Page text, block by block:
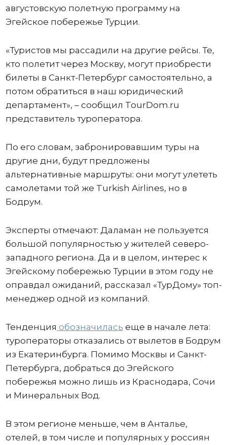
августовскую полетную программу на
Эгейское побережье Турции.
«Туристов мы рассадили на другие рейсы. Те,
кто полетит через Москву, могут приобрести
билеты в Санкт-Петербург самостоятельно, а
потом обратиться в наш юридический
департамент», – сообщил TourDom.ru
представитель туроператора.
По его словам, забронировавшим туры на
другие дни, будут предложены
альтернативные маршруты: они могут улететь
самолетами той же Turkish Airlines, но в
Бодрум.
Эксперты отмечают: Даламан не пользуется
большой популярностью у жителей северо-
западного региона. Да и в целом, интерес к
Эгейскому побережью Турции в этом году не
оправдал ожиданий, рассказал «ТурДому» топ-
менеджер одной из компаний.
Тенденция обозначилась еще в начале лета:
туроператоры отказались от вылетов в Бодрум
из Екатеринбурга. Помимо Москвы и Санкт-
Петербурга, добраться до Эгейского
побережья можно лишь из Краснодара, Сочи
и Минеральных Вод.
В этом регионе меньше, чем в Анталье,
отелей, в том числе и популярных у россиян